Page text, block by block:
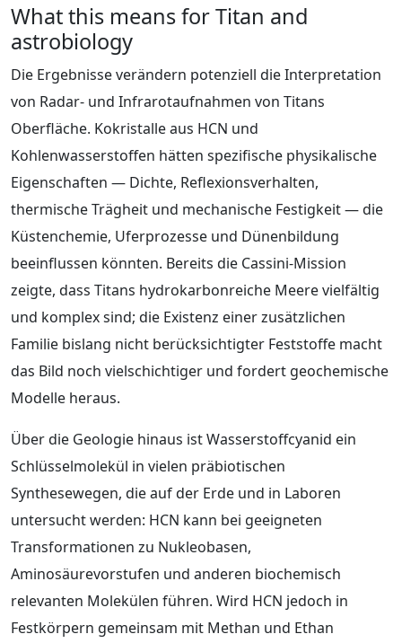
What this means for Titan and
astrobiology
Die Ergebnisse verändern potenziell die Interpretation
von Radar- und Infrarotaufnahmen von Titans
Oberfläche. Kokristalle aus HCN und
Kohlenwasserstoffen hätten spezifische physikalische
Eigenschaften — Dichte, Reflexionsverhalten,
thermische Trägheit und mechanische Festigkeit — die
Küstenchemie, Uferprozesse und Dünenbildung
beeinflussen könnten. Bereits die Cassini-Mission
zeigte, dass Titans hydrokarbonreiche Meere vielfältig
und komplex sind; die Existenz einer zusätzlichen
Familie bislang nicht berücksichtigter Feststoffe macht
das Bild noch vielschichtiger und fordert geochemische
Modelle heraus.
Über die Geologie hinaus ist Wasserstoffcyanid ein
Schlüsselmolekül in vielen präbiotischen
Synthesewegen, die auf der Erde und in Laboren
untersucht werden: HCN kann bei geeigneten
Transformationen zu Nukleobasen,
Aminosäurevorstufen und anderen biochemisch
relevanten Molekülen führen. Wird HCN jedoch in
Festkörpern gemeinsam mit Methan und Ethan